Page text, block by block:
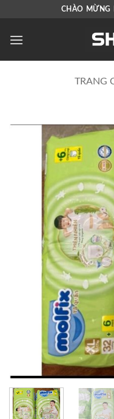
nội
CHÀO MỪNG
TRANG